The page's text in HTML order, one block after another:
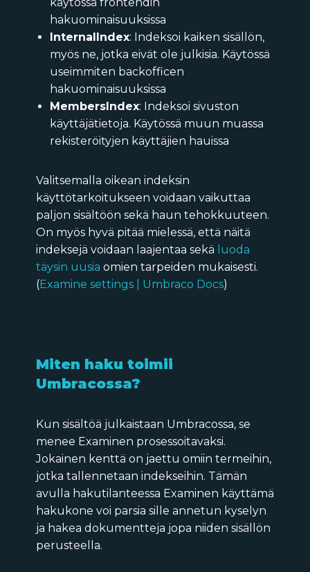
hakuominaisuuksissa
InternalIndex: Indeksoi kaiken sisällön,
myös ne, jotka eivät ole julkisia. Käytössä
useimmiten backofficen
hakuominaisuuksissa
MembersIndex: Indeksoi sivuston
käyttäjätietoja. Käytössä muun muassa
rekisteröityjen käyttäjien hauissa
Valitsemalla oikean indeksin
käyttötarkoitukseen voidaan vaikuttaa
paljon sisältöön sekä haun tehokkuuteen.
On myös hyvä pitää mielessä, että näitä
indeksejä voidaan laajentaa sekä luoda
täysin uusia omien tarpeiden mukaisesti.
(Examine settings | Umbraco Docs)
Miten haku toimii
Umbracossa?
Kun sisältöä julkaistaan Umbracossa, se
menee Examinen prosessoitavaksi.
Jokainen kenttä on jaettu omiin termeihin,
jotka tallennetaan indekseihin. Tämän
avulla hakutilanteessa Examinen käyttämä
hakukone voi parsia sille annetun kyselyn
ja hakea dokumentteja jopa niiden sisällön
perusteella.